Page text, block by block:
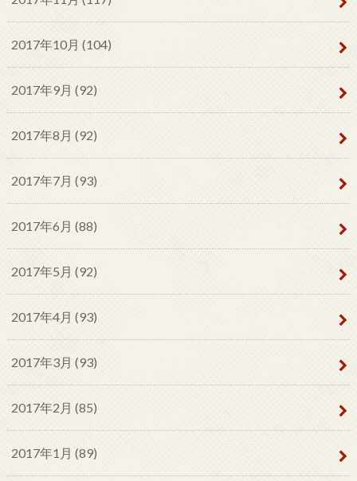
2017年10月 (104)
2017年9月 (92)
2017年8月 (92)
2017年7月 (93)
2017年6月 (88)
2017年5月 (92)
2017年4月 (93)
2017年3月 (93)
2017年2月 (85)
2017年1月 (89)